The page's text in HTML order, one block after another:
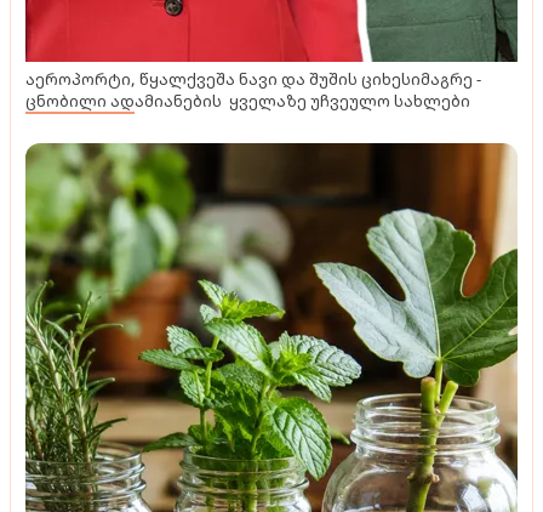
აეროპორტი, წყალქვეშა ნავი და შუშის ციხესიმაგრე -
ცნობილი ადამიანების ყველაზე უჩვეულო სახლები